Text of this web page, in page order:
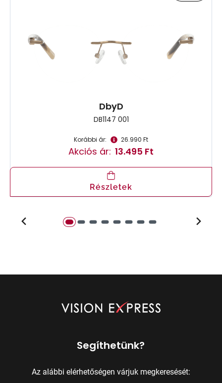
DbyD
DB1147 001
Korábbi ár: 26.990 Ft
Akciós ár: 13.495 Ft
Részletek
Segíthetünk?
Az alábbi elérhetőségen várjuk megkeresését: